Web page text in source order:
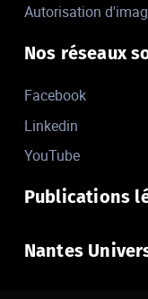
Autorisation
Nos réseaux
Facebook
Linkedin
YouTube
Publications
Nantes